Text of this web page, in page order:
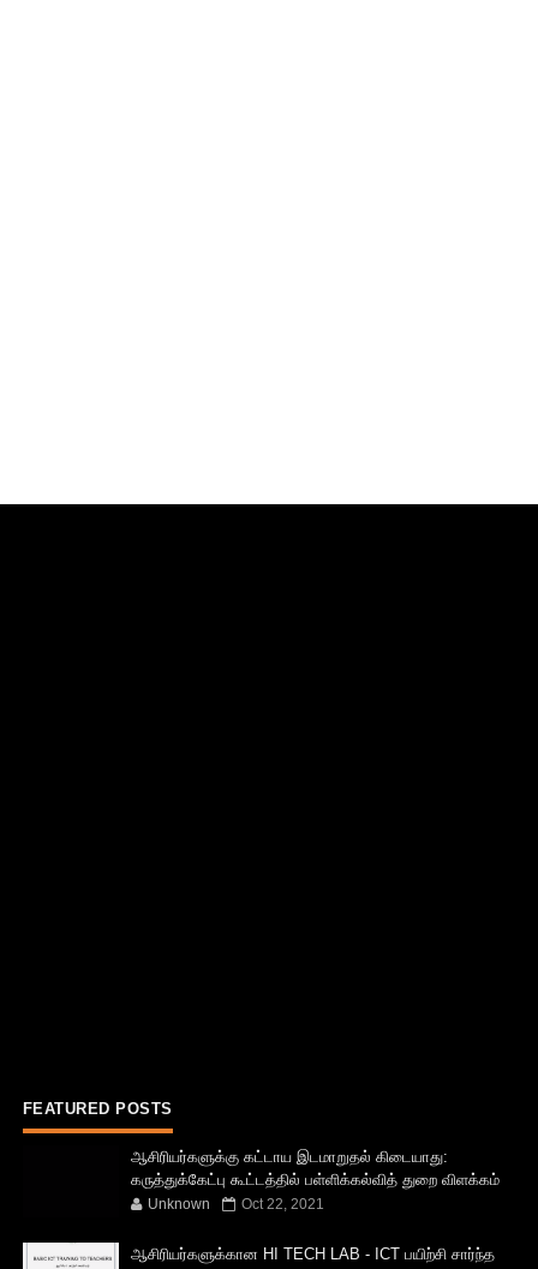
FEATURED POSTS
ஆசிரியர்களுக்கு கட்டாய இடமாறுதல் கிடையாது:
கருத்துக்கேட்பு கூட்டத்தில் பள்ளிக்கல்வித் துறை விளக்கம்
Unknown Oct 22, 2021
ஆசிரியர்களுக்கான HI TECH LAB - ICT பயிற்சி சார்ந்த